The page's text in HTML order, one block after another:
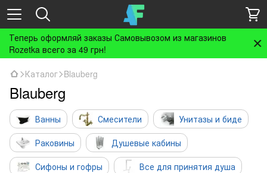
Теперь оформляй заказы Самовывозом из магазинов
Rozetka всего за 49 грн!
Каталог Blauberg
Blauberg
Ванны Смесители
Унитазы и биде
Раковины
Душевые кабины
Сифоны и гофры
Все для принятия душа